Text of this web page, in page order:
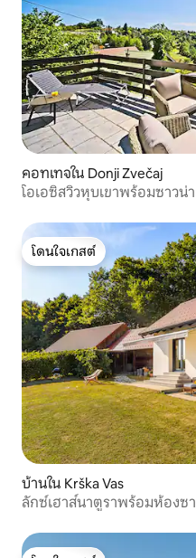
คอทเทจใน Donji Zvečaj
โอเอซิสวิวหุบเขาพร้อมซาวน่
โดนใจเกสต์
โดนใจเกสต์
บ้านใน Krška Vas
ลักซ์เฮาส์นาตูราพร้อมห้องซ